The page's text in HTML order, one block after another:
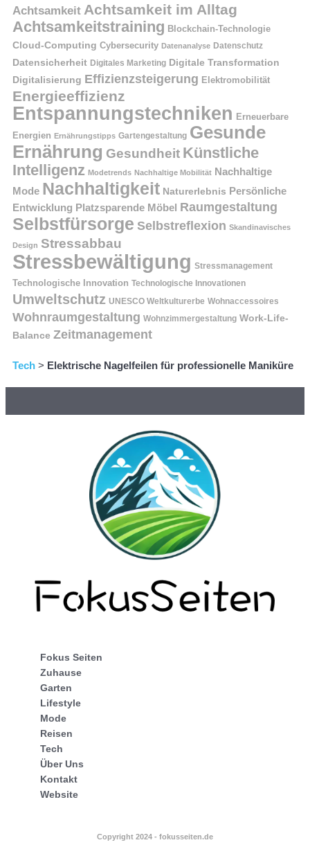
Achtsamkeit Achtsamkeit im Alltag
Achtsamkeitstraining Blockchain-Technologie
Cloud-Computing Cybersecurity Datenanalyse Datenschutz
Datensicherheit Digitales Marketing Digitale Transformation
Digitalisierung Effizienzsteigerung Elektromobilität
Energieeffizienz
Entspannungstechniken Erneuerbare
Energien Ernährungstipps Gartengestaltung Gesunde
Ernährung Gesundheit Künstliche
Intelligenz Modetrends Nachhaltige Mobilität Nachhaltige
Mode Nachhaltigkeit Naturerlebnis Persönliche
Entwicklung Platzsparende Möbel Raumgestaltung
Selbstfürsorge Selbstreflexion Skandinavisches
Design Stressabbau
Stressbewältigung Stressmanagement
Technologische Innovation Technologische Innovationen
Umweltschutz UNESCO Weltkulturerbe Wohnaccessoires
Wohnraumgestaltung Wohnzimmergestaltung Work-Life-
Balance Zeitmanagement
Tech > Elektrische Nagelfeilen für professionelle Maniküre
Fokus Seiten
Zuhause
Garten
Lifestyle
Mode
Reisen
Tech
Über Uns
Kontakt
Website
Copyright 2024 - fokusseiten.de